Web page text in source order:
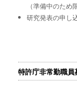
（準備中のため
研究発表の申し
特許庁非常勤職